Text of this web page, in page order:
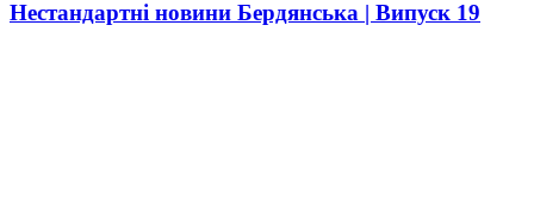
Нестандартні новини Бердянська | Випуск 19